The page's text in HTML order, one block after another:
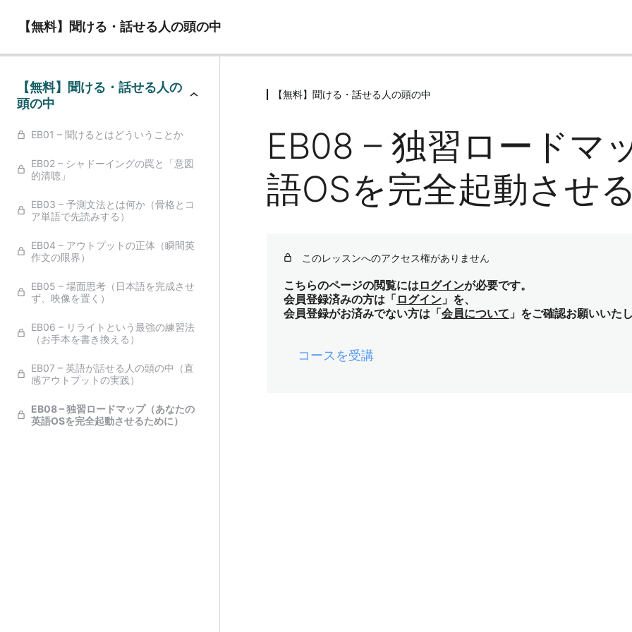
【無料】聞ける・話せる人の頭の中
【無料】聞ける・話せる人の
頭の中
EB01 – 聞けるとはどういうことか
EB02 – シャドーイングの罠と「意図
的清聴」
EB03 – 予測文法とは何か（骨格とコ
ア単語で先読みする）
EB04 – アウトプットの正体（瞬間英
作文の限界）
EB05 – 場面思考（日本語を完成させ
ず、映像を置く）
EB06 – リライトという最強の練習法
（お手本を書き換える）
EB07 – 英語が話せる人の頭の中（直
感アウトプットの実践）
EB08 – 独習ロードマップ（あなたの
英語OSを完全起動させるために）
【無料】聞ける・話せる人の頭の中
EB08 – 独習ロードマ
語OSを完全起動させ
このレッスンへのアクセス権がありません
こちらのページの閲覧にはログインが必要です。
会員登録済みの方は「 ログイン 」を、
会員登録がお済みでない方は「 会員について 」をご確認お願いいた
コースを受講